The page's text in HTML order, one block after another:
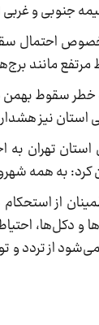
جنوبی و غربی
احتمال
مرتفع مانند
خطر سقوط بهمن
استان نیز
استان تهران
کرد: به همه
از
و دکل‌ها،
از تردد و